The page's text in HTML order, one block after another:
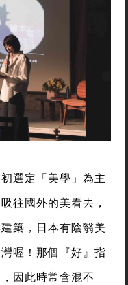
選定「美學」為主
往國外的美看去，
築，日本有陰翳美
喔！那個『好』指
因此時常含混不